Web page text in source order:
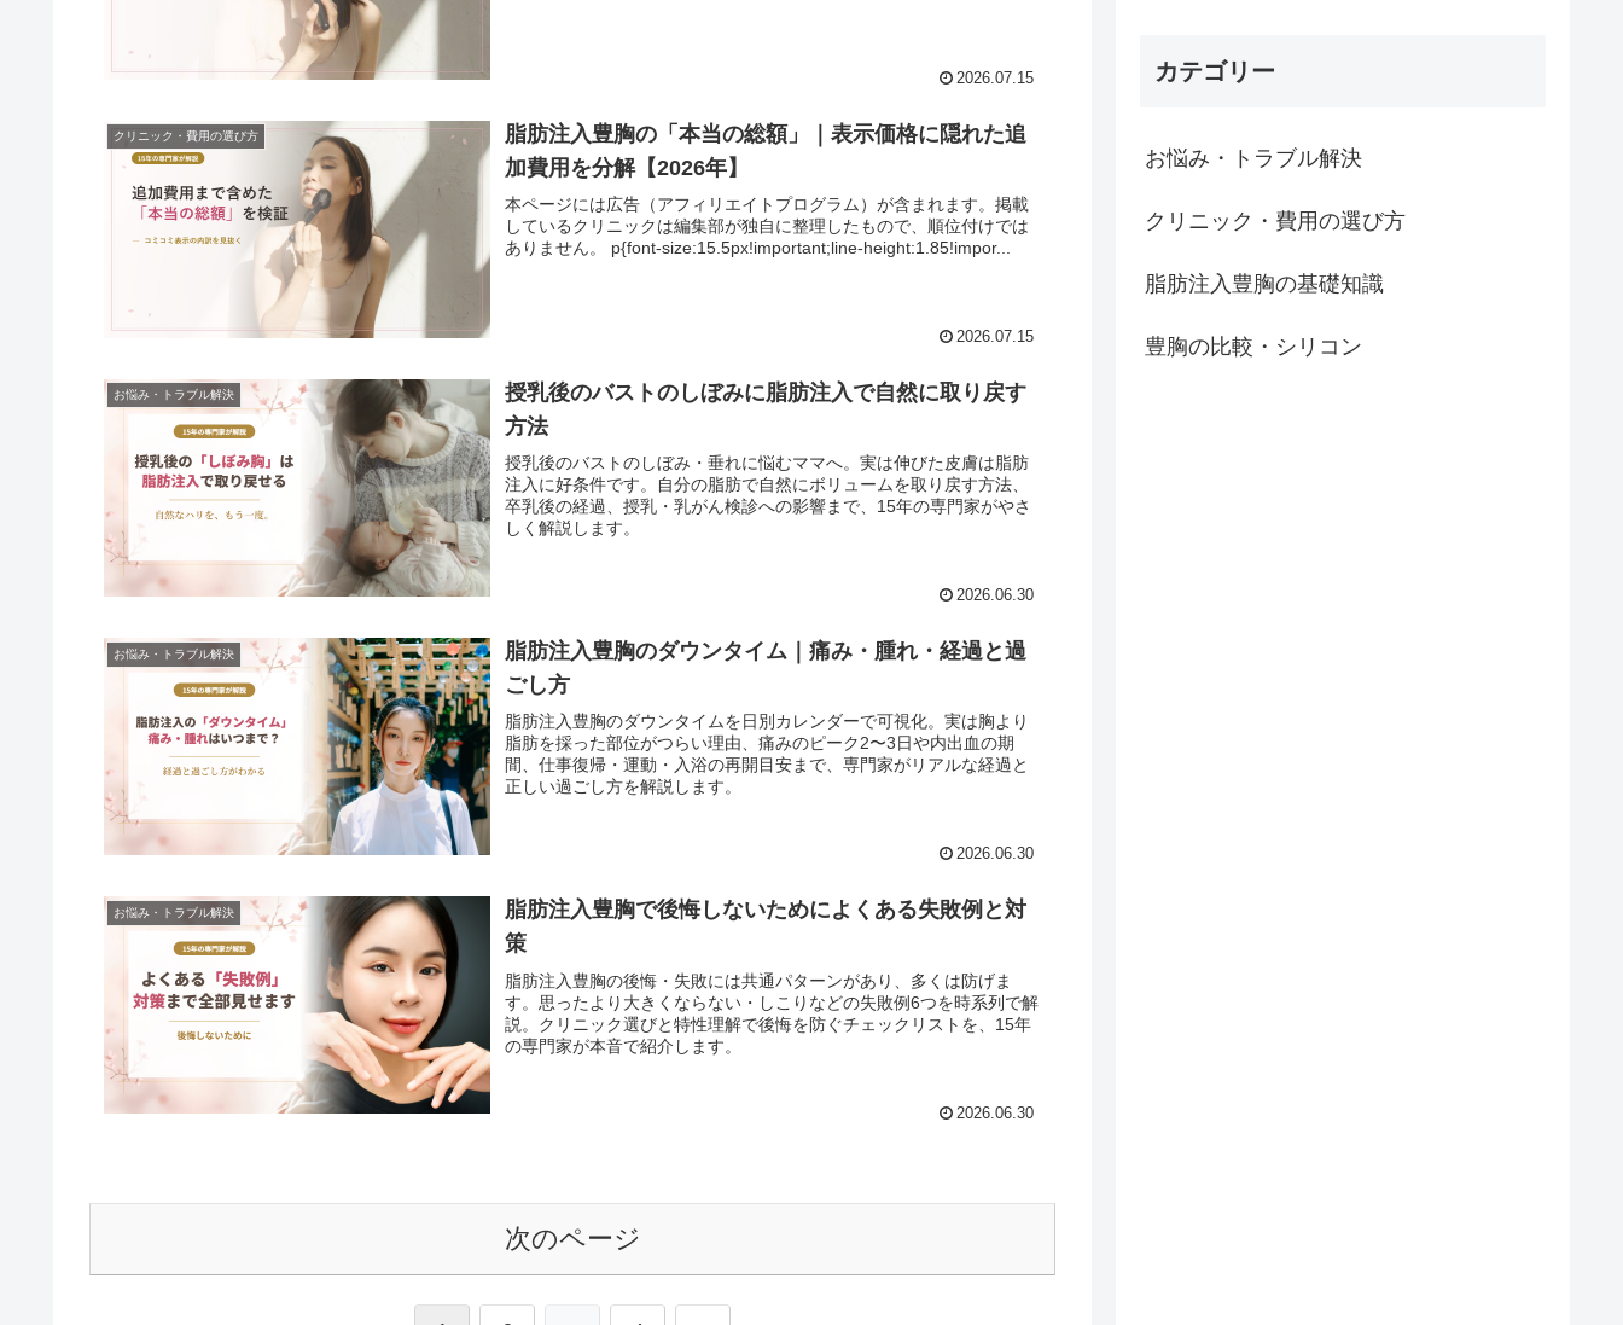
2026.07.15
クリニック・費用の選び方
脂肪注入豊胸の「本当の総額」｜表示価格に隠れた追
加費用を分解【2026年】
本ページには広告（アフィリエイトプログラム）が含まれます。掲載
しているクリニックは編集部が独自に整理したもので、順位付けでは
ありません。 p{font-size:15.5px!important;line-height:1.85!impor...
2026.07.15
お悩み・トラブル解決
授乳後のバストのしぼみに脂肪注入で自然に取り戻す
方法
授乳後のバストのしぼみ・垂れに悩むママへ。実は伸びた皮膚は脂肪
注入に好条件です。自分の脂肪で自然にボリュームを取り戻す方法、
卒乳後の経過、授乳・乳がん検診への影響まで、15年の専門家がやさ
しく解説します。
2026.06.30
お悩み・トラブル解決
脂肪注入豊胸のダウンタイム｜痛み・腫れ・経過と過
ごし方
脂肪注入豊胸のダウンタイムを日別カレンダーで可視化。実は胸より
脂肪を採った部位がつらい理由、痛みのピーク2〜3日や内出血の期
間、仕事復帰・運動・入浴の再開目安まで、専門家がリアルな経過と
正しい過ごし方を解説します。
2026.06.30
お悩み・トラブル解決
脂肪注入豊胸で後悔しないためによくある失敗例と対
策
脂肪注入豊胸の後悔・失敗には共通パターンがあり、多くは防げま
す。思ったより大きくならない・しこりなどの失敗例6つを時系列で解
説。クリニック選びと特性理解で後悔を防ぐチェックリストを、15年
の専門家が本音で紹介します。
2026.06.30
次のページ
カテゴリー
お悩み・トラブル解決
クリニック・費用の選び方
脂肪注入豊胸の基礎知識
豊胸の比較・シリコン